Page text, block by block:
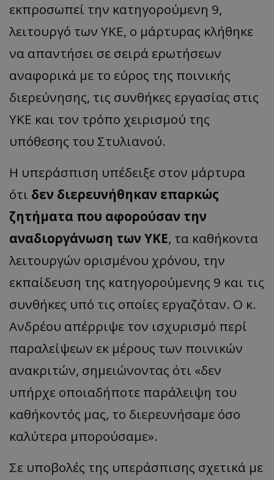
εκπροσωπεί την κατηγορούμενη 9,
λειτουργό των ΥΚΕ, ο μάρτυρας κλήθηκε
να απαντήσει σε σειρά ερωτήσεων
αναφορικά με το εύρος της ποινικής
διερεύνησης, τις συνθήκες εργασίας στις
ΥΚΕ και τον τρόπο χειρισμού της
υπόθεσης του Στυλιανού.
Η υπεράσπιση υπέδειξε στον μάρτυρα
ότι δεν διερευνήθηκαν επαρκώς
ζητήματα που αφορούσαν την
αναδιοργάνωση των ΥΚΕ, τα καθήκοντα
λειτουργών ορισμένου χρόνου, την
εκπαίδευση της κατηγορούμενης 9 και τις
συνθήκες υπό τις οποίες εργαζόταν. Ο κ.
Ανδρέου απέρριψε τον ισχυρισμό περί
παραλείψεων εκ μέρους των ποινικών
ανακριτών, σημειώνοντας ότι «δεν
υπήρχε οποιαδήποτε παράλειψη του
καθήκοντός μας, το διερευνήσαμε όσο
καλύτερα μπορούσαμε».
Σε υποβολές της υπεράσπισης σχετικά με